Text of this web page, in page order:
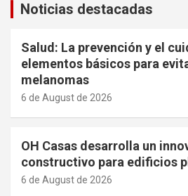
Noticias destacadas
Salud: La prevención y el
elementos básicos para
melanomas
6 de August de 2026
OH Casas desarrolla un
constructivo para edificios
6 de August de 2026